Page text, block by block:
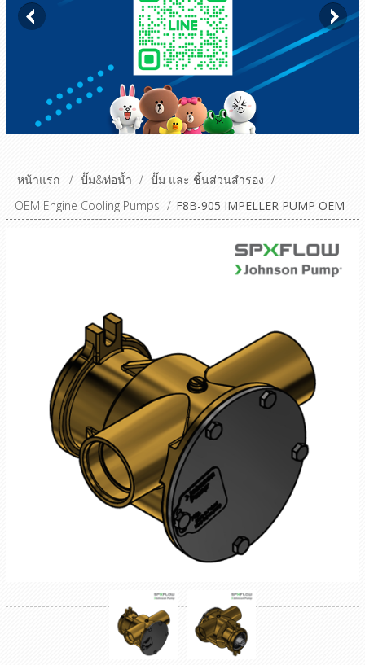
หน้าแรก / ปั๊ม&ท่อน้ำ / ปั๊ม และ ชิ้นส่วนสำรอง /
OEM Engine Cooling Pumps / F8B-905 IMPELLER PUMP OEM